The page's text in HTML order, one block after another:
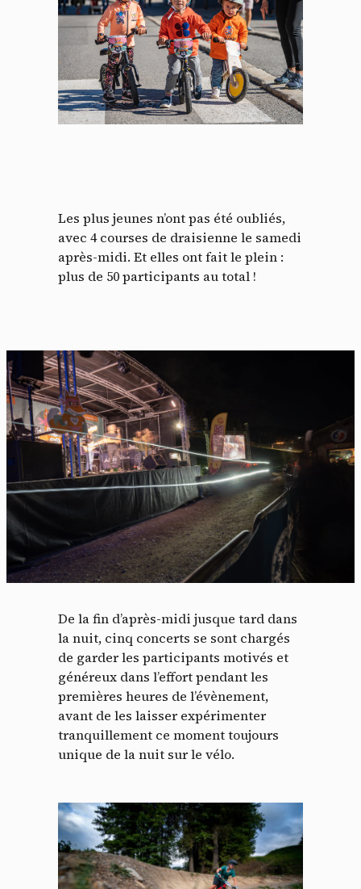
Les plus jeunes n’ont pas été oubliés,
avec 4 courses de draisienne le samedi
après-midi. Et elles ont fait le plein :
plus de 50 participants au total !
De la fin d’après-midi jusque tard dans
la nuit, cinq concerts se sont chargés
de garder les participants motivés et
généreux dans l’effort pendant les
premières heures de l’évènement,
avant de les laisser expérimenter
tranquillement ce moment toujours
unique de la nuit sur le vélo.